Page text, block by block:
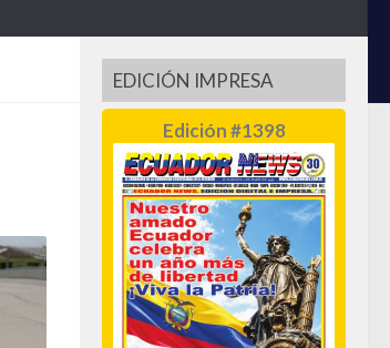
EDICIÓN IMPRESA
Edición #1398